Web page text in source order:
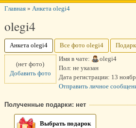
Главная» Анкета olegi4
olegi4
Анкета olegi4 Все фото olegi4
(нет фото)
Добавить фото
Имя в чате:
olegi4
Пол: не указан
Дата регистрации: 13
Отправить личное
Полученные подарки: нет
Выбрать подарок